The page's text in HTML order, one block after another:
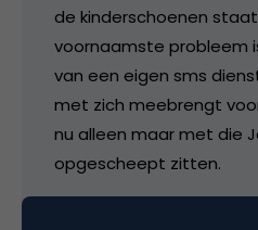
de kinderschoenen
voornaamste probleem
van een eigen sms
met zich meebrengt
nu alleen maar met die
opgescheept zitten.